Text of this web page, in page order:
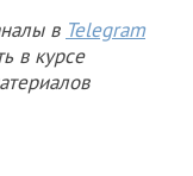
в Telegram
в курсе